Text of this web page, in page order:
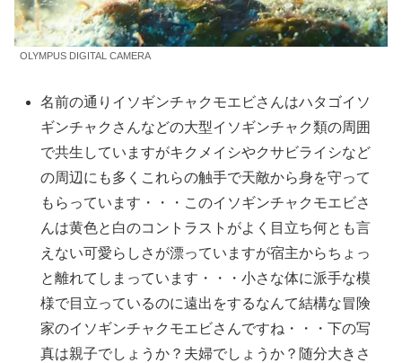
OLYMPUS DIGITAL CAMERA
名前の通りイソギンチャクモエビさんはハタゴイソ
ギンチャクさんなどの大型イソギンチャク類の周囲
で共生していますがキクメイシやクサビライシなど
の周辺にも多くこれらの触手で天敵から身を守って
もらっています・・・このイソギンチャクモエビさ
んは黄色と白のコントラストがよく目立ち何とも言
えない可愛らしさが漂っていますが宿主からちょっ
と離れてしまっています・・・小さな体に派手な模
様で目立っているのに遠出をするなんて結構な冒険
家のイソギンチャクモエビさんですね・・・下の写
真は親子でしょうか？夫婦でしょうか？随分大きさ